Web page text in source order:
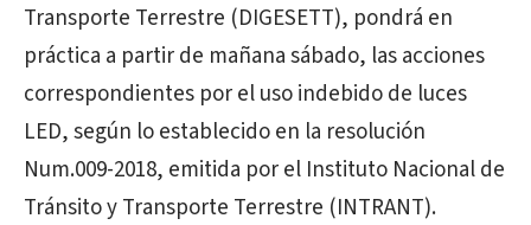
Transporte Terrestre (DIGESETT), pondrá en
práctica a partir de mañana sábado, las acciones
correspondientes por el uso indebido de luces
LED, según lo establecido en la resolución
Num.009-2018, emitida por el Instituto Nacional de
Tránsito y Transporte Terrestre (INTRANT).